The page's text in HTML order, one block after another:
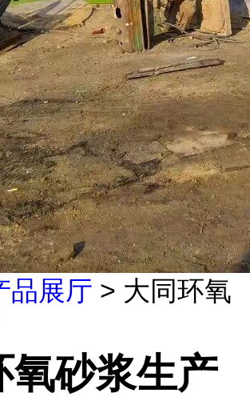
品展厅 > 大同环氧
氧砂浆生产